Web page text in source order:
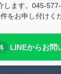
します。045-
をお申し付けく
LINEからお問